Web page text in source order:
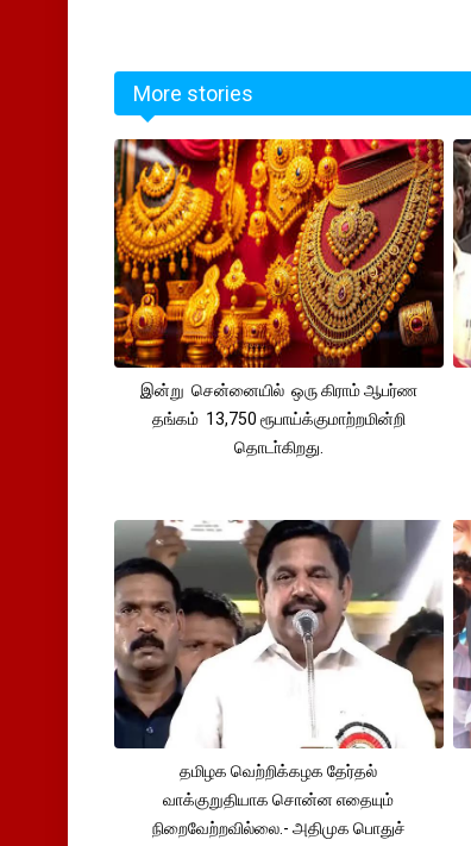
More stories
இன்று சென்னையில் ஒரு கிராம் ஆபர்ண
தங்கம் 13,750 ரூபாய்க்குமாற்றமின்றி
தொடா்கிறது.
தமிழக வெற்றிக்கழக தேர்தல்
வாக்குறுதியாக சொன்ன எதையும்
நிறைவேற்றவில்லை.- அதிமுக பொதுச்